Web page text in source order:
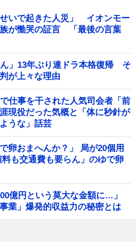
せいで起きた人災」 イオンモー
が慟哭の証言 「最後の言葉
」13年ぶり連ドラ本格復帰 そ
が上々な理由
仕事を干された人気司会者「前
現役だった気概と「体に秒針が
うな」話芸
卵おまへんか？」 局が20個用
も交通費も要らん」のゆで卵
億円という莫大な金額に…」
業」爆発的収益力の秘密とは